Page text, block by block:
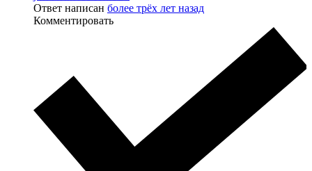
Ответ написан более трёх лет назад
Комментировать